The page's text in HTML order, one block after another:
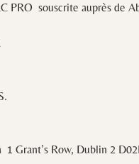
PRO souscrite auprès de
Grant’s Row, Dublin 2